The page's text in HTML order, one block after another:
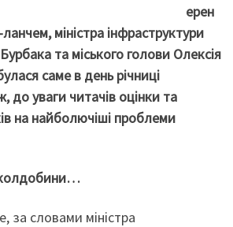
ерен
ланчем, міністра інфраструктури
та міського голови Олексія
саме в день річниці
до уваги читачів оцінки та
на найболючіші проблеми
колдобини…
за словами міністра